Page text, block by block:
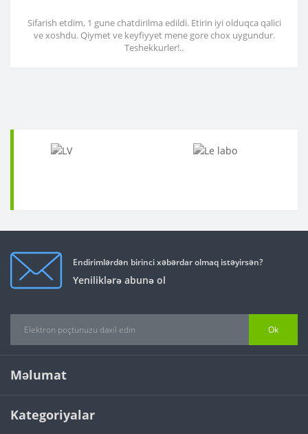
Sifarish etdim, 1 gune chatdirilma edildi. Etirin iyi olduqca qalici
ve xoshdu. Qiymet ve keyfiyyet mene gore chox uygundur.
Teshekkurler!..
Endirimlərdən birinci xəbərdar olmaq istəyirsən?
Yeniliklərə abunə ol
Ok
Məlumat
Kategoriyalar